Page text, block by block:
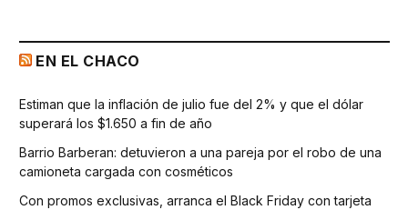
EN EL CHACO
Estiman que la inflación de julio fue del 2% y que el dólar
superará los $1.650 a fin de año
Barrio Barberan: detuvieron a una pareja por el robo de una
camioneta cargada con cosméticos
Con promos exclusivas, arranca el Black Friday con tarjeta